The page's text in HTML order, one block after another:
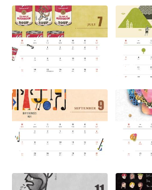
私
權
保
護
策
政
府